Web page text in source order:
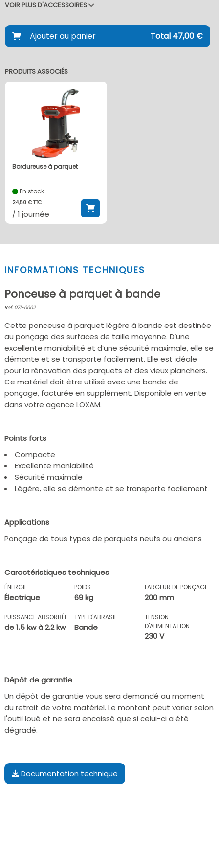
VOIR PLUS D'ACCESSOIRES
Ajouter au panier Total 47,00 €
PRODUITS ASSOCIÉS
Bordureuse à parquet
En stock
24,50 € TTC
/ 1 journée
INFORMATIONS TECHNIQUES
Ponceuse à parquet à bande
Ref: 071-0002
Cette ponceuse à parquet légère à bande est destinée
au ponçage des surfaces de taille moyenne. D’une
excellente maniabilité et d’une sécurité maximale, elle se
démonte et se transporte facilement. Elle est idéale
pour la rénovation des parquets et des vieux planchers.
Ce matériel doit être utilisé avec une bande de
ponçage, facturée en supplément. Disponible en vente
dans votre agence LOXAM.
Points forts
Compacte
Excellente maniabilité
Sécurité maximale
Légère, elle se démonte et se transporte facilement
Applications
Ponçage de tous types de parquets neufs ou anciens
Caractéristiques techniques
ÉNERGIE
Électrique
POIDS
69 kg
LARGEUR DE PONÇAGE
200 mm
PUISSANCE ABSORBÉE
de 1.5 kw à 2.2 kw
TYPE D'ABRASIF
Bande
TENSION
D'ALIMENTATION
230 V
Dépôt de garantie
Un dépôt de garantie vous sera demandé au moment
du retrait de votre matériel. Le montant peut varier selon
l'outil loué et ne sera encaissé que si celui-ci a été
dégradé.
Documentation technique